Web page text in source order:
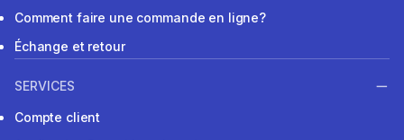
Comment faire une commande en ligne?
Échange et retour
SERVICES
Compte client